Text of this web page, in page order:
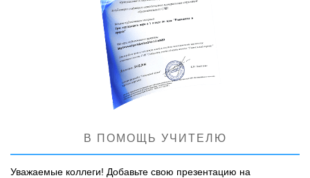
В ПОМОЩЬ УЧИТЕЛЮ
Уважаемые коллеги! Добавьте свою презентацию на